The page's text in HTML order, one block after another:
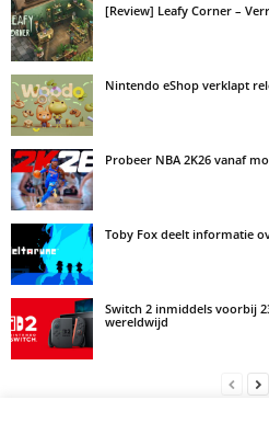
[Review] Leafy Corner –
Nintendo eShop verklapt
Probeer NBA 2K26 vanaf
Toby Fox deelt informatie
Switch 2 inmiddels voorbij
wereldwijd